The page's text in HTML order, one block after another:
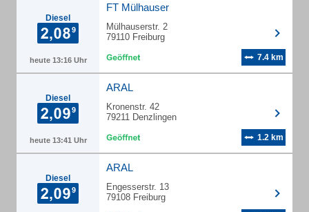
Diesel
heute 13:16 Uhr
FT Mülhauser
Mülhauserstr. 2
79110 Freiburg
7.4 km
Diesel
heute 13:41 Uhr
ARAL
Kronenstr. 42
79211 Denzlingen
1.2 km
Diesel
ARAL
Engesserstr. 13
79108 Freiburg